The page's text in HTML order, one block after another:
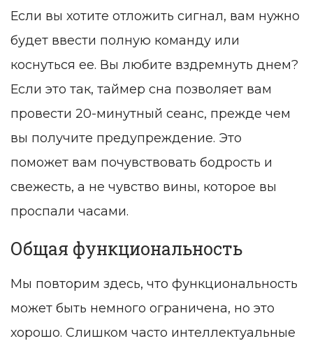
Если вы хотите отложить сигнал, вам нужно
будет ввести полную команду или
коснуться ее. Вы любите вздремнуть днем?
Если это так, таймер сна позволяет вам
провести 20-минутный сеанс, прежде чем
вы получите предупреждение. Это
поможет вам почувствовать бодрость и
свежесть, а не чувство вины, которое вы
проспали часами.
Общая функциональность
Мы повторим здесь, что функциональность
может быть немного ограничена, но это
хорошо. Слишком часто интеллектуальные